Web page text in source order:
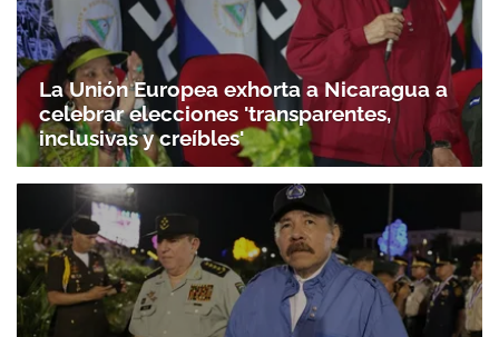
La Unión Europea exhorta a Nicaragua a
celebrar elecciones 'transparentes,
inclusivas y creíbles'